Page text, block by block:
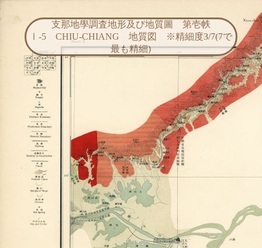
支那地學調査地形及び地質圖 第壱帙
Ⅰ-5 CHIU-CHIANG 地質図 ※精細度3/7(7で
最も精細)